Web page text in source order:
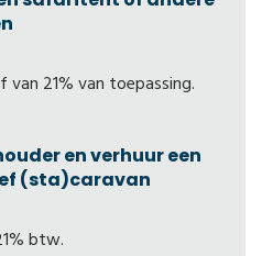
21% van toepassing.
en verhuur een
(sta)caravan
btw.